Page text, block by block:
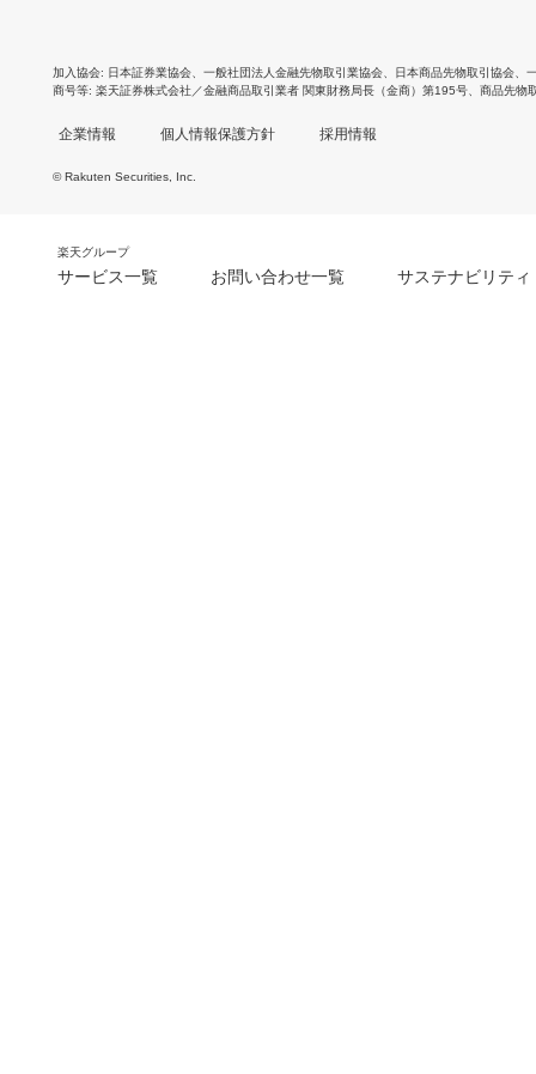
加入協会 日本証券業協会 一般社団法人金融先物取引業協会 日本商品先物取引協会
商号等 楽天証券株式会社／金融商品取引業者 関東財務局長（金商）第195号、商品先物
企業情報 個人情報保護方針 採用情報
© Rakuten Securities, Inc.
楽天グループ
サービス一覧 お問い合わせ一覧 サステナビリティ